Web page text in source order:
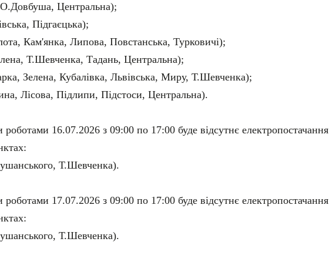
Центральна);
Підгаєцька);
Кам'янка, Липова, Повстанська, Турковичі);
Т.Шевченка, Тадань, Центральна);
Зелена, Кубалівка, Львівська, Миру, Т.Шевченка);
Лісова, Підлипи, Підстоси, Центральна).
16.07.2026 з 09:00 по 17:00 буде відсутнє електропостачання
Т.Шевченка).
17.07.2026 з 09:00 по 17:00 буде відсутнє електропостачання
Т.Шевченка).